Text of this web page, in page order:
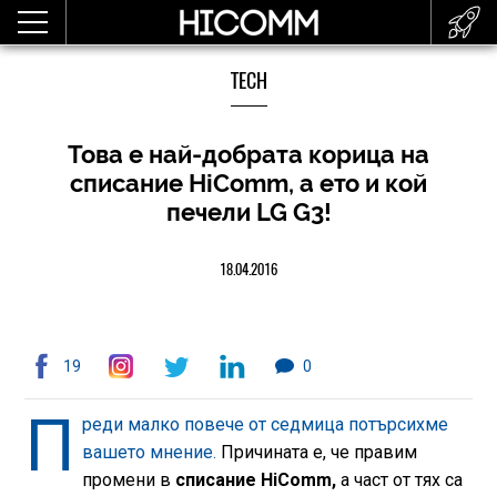
TECH
Това е най-добрата корица на
списание HiComm, а ето и кой
печели LG G3!
18.04.2016
19 0
П
реди малко повече от седмица потърсихме
вашето мнение. Причината е, че правим
промени в списание HiComm, а част от тях са